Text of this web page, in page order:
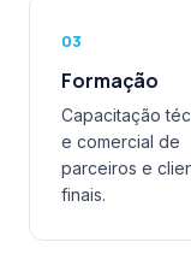
03
Formação
Capacitação
e comercial de
parceiros e
finais.